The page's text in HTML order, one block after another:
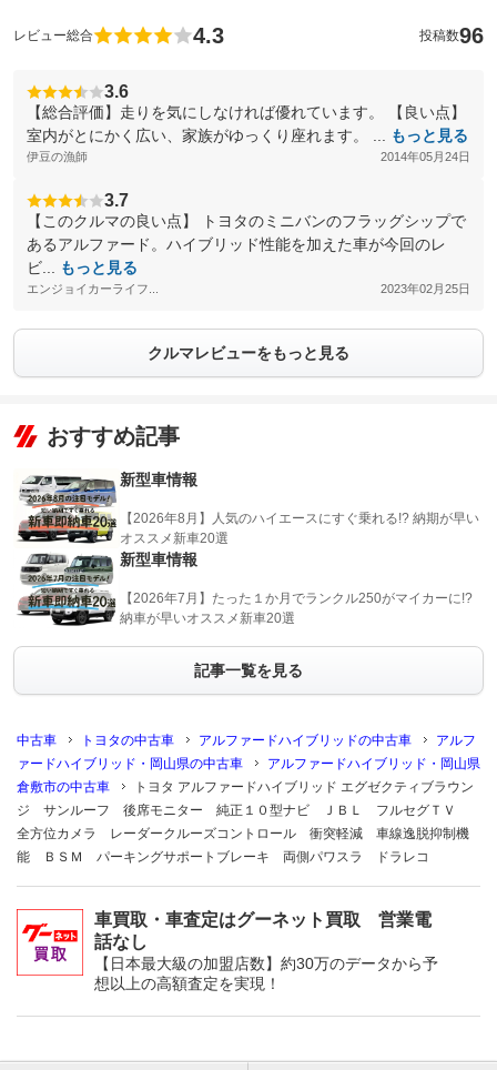
レビュー総合 4.3 投稿数96
3.6
【総合評価】走りを気にしなければ優れています。 【良い点】
室内がとにかく広い、家族がゆっくり座れます。 ...
もっと見る
伊豆の漁師 2014年05月24日
3.7
【このクルマの良い点】 トヨタのミニバンのフラッグシップで
あるアルファード。ハイブリッド性能を加えた車が今回のレ
ビ...
もっと見る
エンジョイカーライフ... 2023年02月25日
クルマレビューをもっと見る
おすすめ記事
新型車情報
【2026年8月】人気のハイエースにすぐ乗れる!? 納期が早い
オススメ新車20選
新型車情報
【2026年7月】たった１か月でランクル250がマイカーに!?
納車が早いオススメ新車20選
記事一覧を見る
中古車 トヨタの中古車 アルファードハイブリッドの中古車
アルフ
ァードハイブリッド・岡山県の中古車
アルファードハイブリッド・岡山県
倉敷市の中古車
トヨタ アルファードハイブリッド エグゼクティブラウン
ジ サンルーフ 後席モニター 純正１０型ナビ ＪＢＬ フルセグＴＶ
全方位カメラ レーダークルーズコントロール 衝突軽減 車線逸脱抑制機
能 ＢＳＭ パーキングサポートブレーキ 両側パワスラ ドラレコ
車買取・車査定はグーネット買取 営業電
話なし
【日本最大級の加盟店数】約30万のデータから予
想以上の高額査定を実現！